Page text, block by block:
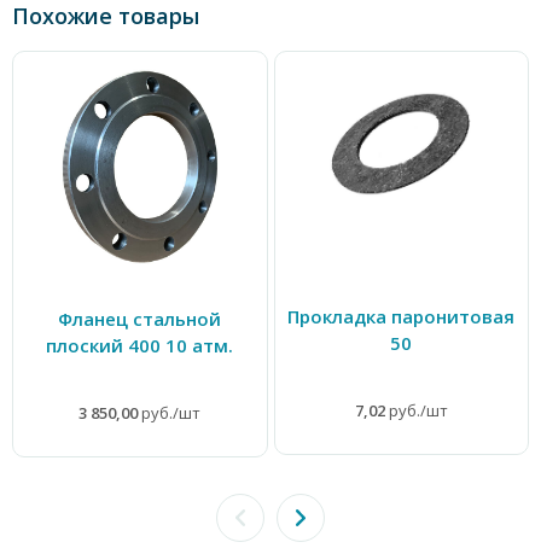
Похожие товары
Фланец стальной
плоский 400 10 атм.
3 850,00руб./шт
Прокладка паронитовая
50
7,02руб./шт